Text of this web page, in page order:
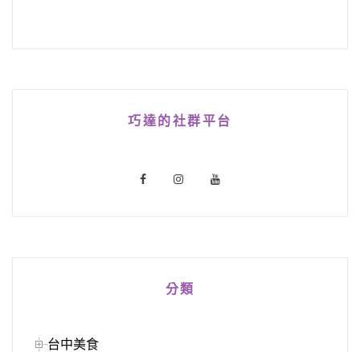
巧達的社群平台
分類
台中美食